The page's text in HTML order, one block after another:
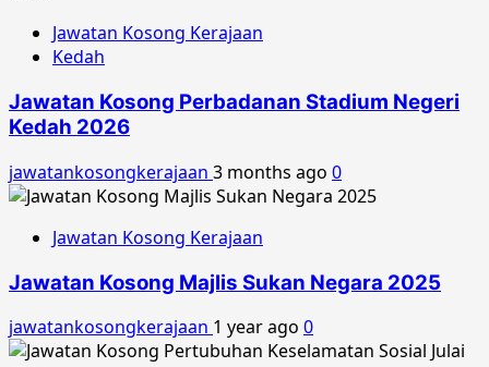
Jawatan Kosong Kerajaan
Kedah
Jawatan Kosong Perbadanan Stadium Negeri
Kedah 2026
jawatankosongkerajaan 3 months ago 0
Jawatan Kosong Kerajaan
Jawatan Kosong Majlis Sukan Negara 2025
jawatankosongkerajaan 1 year ago 0